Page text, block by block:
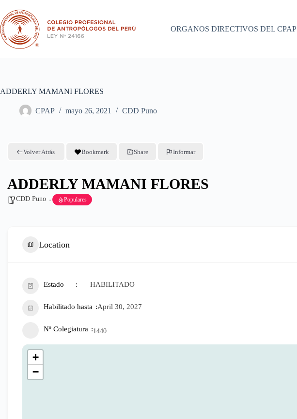
contenido
ORGANOS DIRECTIVOS DEL CPAP
ADDERLY MAMANI FLORES
CPAP mayo 26, 2021 CDD Puno
Volver Atrás Bookmark Share Informar
ADDERLY MAMANI FLORES
CDD Puno Populares
Location
Estado HABILITADO
Habilitado hasta April 30, 2027
Nº Colegiatura 1440
+
−